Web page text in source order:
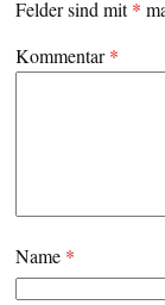
Felder sind mit*
Kommentar*
Name *